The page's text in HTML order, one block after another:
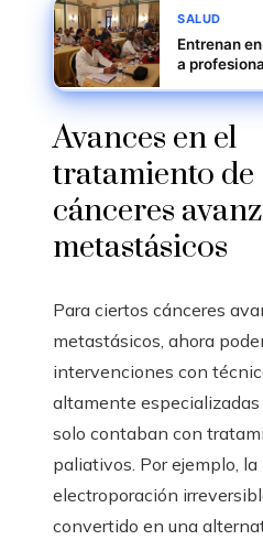
SALUD
Entrenan
a
tabaquismo
Avances en el
tratamiento de
cánceres
metastásicos
Para ciertos cánceres
metastásicos, ahora
intervenciones con
altamente especializadas
solo contaban con
paliativos. Por ejemplo, la
electroporación
convertido en una